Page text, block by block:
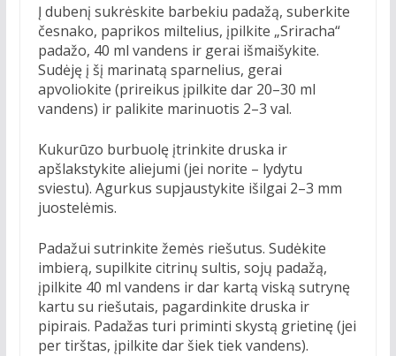
Į dubenį sukrėskite barbekiu padažą, suberkite
česnako, paprikos miltelius, įpilkite „Sriracha“
padažo, 40 ml vandens ir gerai išmaišykite.
Sudėję į šį marinatą sparnelius, gerai
apvoliokite (prireikus įpilkite dar 20–30 ml
vandens) ir palikite marinuotis 2–3 val.
Kukurūzo burbuolę įtrinkite druska ir
apšlakstykite aliejumi (jei norite – lydytu
sviestu). Agurkus supjaustykite išilgai 2–3 mm
juostelėmis.
Padažui sutrinkite žemės riešutus. Sudėkite
imbierą, supilkite citrinų sultis, sojų padažą,
įpilkite 40 ml vandens ir dar kartą viską sutrynę
kartu su riešutais, pagardinkite druska ir
pipirais. Padažas turi priminti skystą grietinę (jei
per tirštas, įpilkite dar šiek tiek vandens).